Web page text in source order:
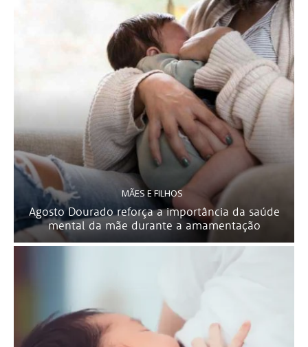
MÃES E FILHOS
Agosto Dourado reforça a importância da saúde
mental da mãe durante a amamentação